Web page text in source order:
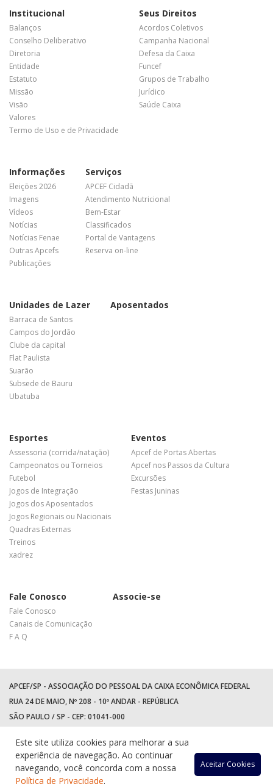
Institucional
Balanços
Conselho Deliberativo
Diretoria
Entidade
Estatuto
Missão
Visão
Valores
Termo de Uso e de Privacidade
Seus Direitos
Acordos Coletivos
Campanha Nacional
Defesa da Caixa
Funcef
Grupos de Trabalho
Jurídico
Saúde Caixa
Informações
Eleições 2026
Imagens
Vídeos
Notícias
Notícias Fenae
Outras Apcefs
Publicações
Serviços
APCEF Cidadã
Atendimento Nutricional
Bem-Estar
Classificados
Portal de Vantagens
Reserva on-line
Unidades de Lazer
Barraca de Santos
Campos do Jordão
Clube da capital
Flat Paulista
Suarão
Subsede de Bauru
Ubatuba
Aposentados
Esportes
Assessoria (corrida/natação)
Campeonatos ou Torneios
Futebol
Jogos de Integração
Jogos dos Aposentados
Jogos Regionais ou Nacionais
Quadras Externas
Treinos
xadrez
Eventos
Apcef de Portas Abertas
Apcef nos Passos da Cultura
Excursões
Festas Juninas
Fale Conosco
Fale Conosco
Canais de Comunicação
F A Q
Associe-se
APCEF/SP - ASSOCIAÇÃO DO PESSOAL DA CAIXA ECONÔMICA FEDERAL
RUA 24 DE MAIO, Nº 208 - 10º ANDAR - REPÚBLICA
SÃO PAULO / SP - CEP: 01041-000
WhatsApp: (11) 94597-5758
Acessar
Acessar
Este site utiliza cookies para melhorar a sua
experiência de navegação. Ao continuar
navegando, você concorda com a nossa
Política de Privacidade.
Aceitar Cookies